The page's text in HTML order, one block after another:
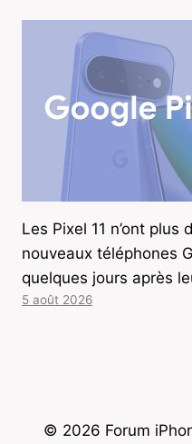
Les Pixel 11 n’ont plus
nouveaux téléphones
quelques jours après
5 août 2026
© 2026 Forum